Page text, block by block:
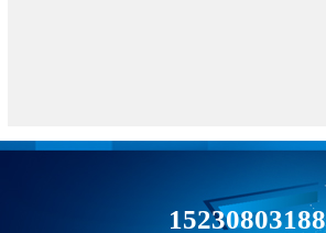
15230803188